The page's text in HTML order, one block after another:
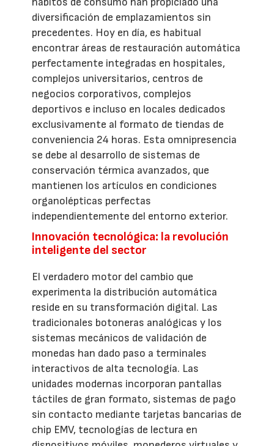
diversificación de emplazamientos sin
precedentes. Hoy en día, es habitual
encontrar áreas de restauración automática
perfectamente integradas en hospitales,
complejos universitarios, centros de
negocios corporativos, complejos
deportivos e incluso en locales dedicados
exclusivamente al formato de tiendas de
conveniencia 24 horas. Esta omnipresencia
se debe al desarrollo de sistemas de
conservación térmica avanzados, que
mantienen los artículos en condiciones
organolépticas perfectas
independientemente del entorno exterior.
Innovación tecnológica: la revolución
inteligente del sector
El verdadero motor del cambio que
experimenta la distribución automática
reside en su transformación digital. Las
tradicionales botoneras analógicas y los
sistemas mecánicos de validación de
monedas han dado paso a terminales
interactivos de alta tecnología. Las
unidades modernas incorporan pantallas
táctiles de gran formato, sistemas de pago
sin contacto mediante tarjetas bancarias de
chip EMV, tecnologías de lectura en